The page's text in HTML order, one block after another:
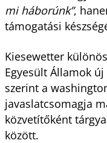
mi háborúnk”,
támogatási
Kiesewetter
Egyesült Államok
szerint a
javaslatcsomagja
közvetítőként
között.